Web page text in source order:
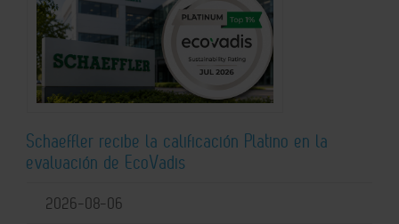
Schaeffler recibe la calificación Platino en la
evaluación de EcoVadis
2026-08-06